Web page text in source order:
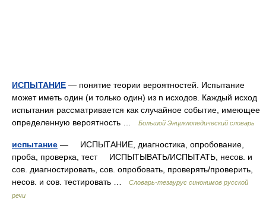
ИСПЫТАНИЕ — понятие теории вероятностей. Испытание
может иметь один (и только один) из n исходов. Каждый исход
испытания рассматривается как случайное событие, имеющее
определенную вероятность …
Большой Энциклопедический словарь
испытание — ИСПЫТАНИЕ, диагностика, опробование,
проба, проверка, тест ИСПЫТЫВАТЬ/ИСПЫТАТЬ, несов. и
сов. диагностировать, сов. опробовать, проверять/проверить,
несов. и сов. тестировать …
Словарь-тезаурус синонимов русской
речи